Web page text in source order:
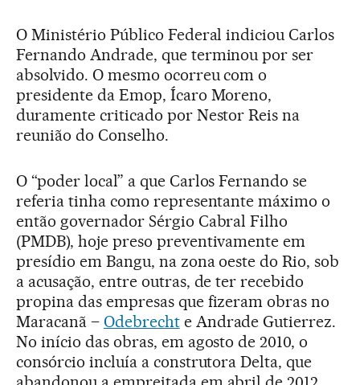
O Ministério Público Federal indiciou Carlos
Fernando Andrade, que terminou por ser
absolvido. O mesmo ocorreu com o
presidente da Emop, Ícaro Moreno,
duramente criticado por Nestor Reis na
reunião do Conselho.
O “poder local” a que Carlos Fernando se
referia tinha como representante máximo o
então governador Sérgio Cabral Filho
(PMDB), hoje preso preventivamente em
presídio em Bangu, na zona oeste do Rio, sob
a acusação, entre outras, de ter recebido
propina das empresas que fizeram obras no
Maracanã – Odebrechte Andrade Gutierrez.
No início das obras, em agosto de 2010, o
consórcio incluía a construtora Delta, que